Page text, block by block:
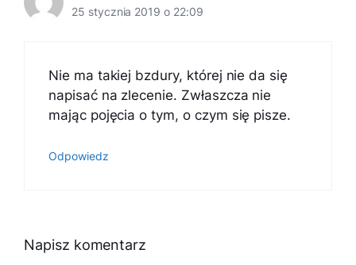
25 stycznia 2019 o 22:09
Nie ma takiej bzdury, której nie da się
napisać na zlecenie. Zwłaszcza nie
mając pojęcia o tym, o czym się pisze.
Odpowiedz
Napisz komentarz